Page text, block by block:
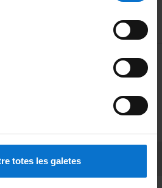
totes les galetes
MENÚ PEU 1
Política de Cookies
Privacidad y términos